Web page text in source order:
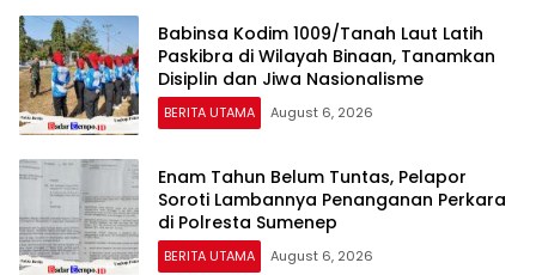
Babinsa Kodim 1009/Tanah Laut Latih
Paskibra di Wilayah Binaan, Tanamkan
Disiplin dan Jiwa Nasionalisme
BERITA UTAMA August 6, 2026
Enam Tahun Belum Tuntas, Pelapor
Soroti Lambannya Penanganan Perkara
di Polresta Sumenep
BERITA UTAMA August 6, 2026